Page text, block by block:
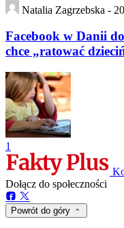
Natalia Zagrzebska -
Facebook w Danii
chce „ratować
1
Dołącz do społeczności
Powrót do góry